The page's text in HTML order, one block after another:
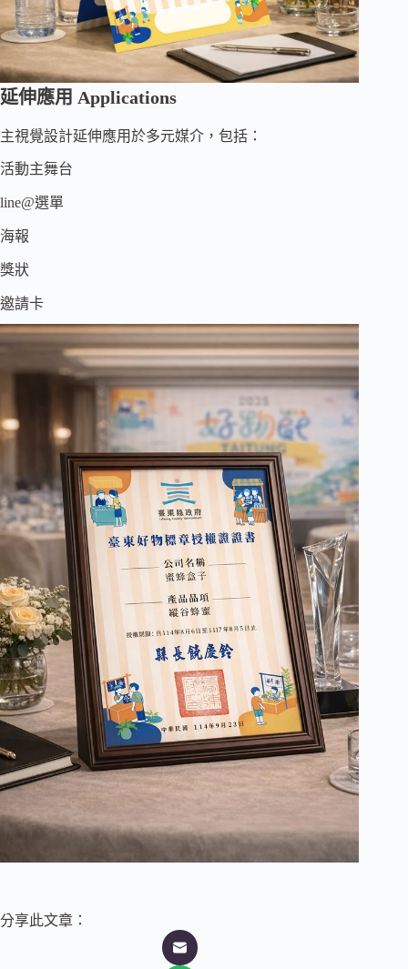
延伸應用 Applications
主視覺設計延伸應用於多元媒介，包括：
活動主舞台
line@選單
海報
獎狀
邀請卡
分享此文章：